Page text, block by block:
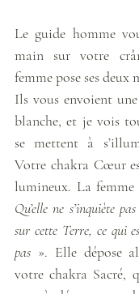
Le guide homme
main sur votre
femme pose ses deux
Ils vous envoient
blanche, et je vois
se mettent à
Votre chakra Cœur
Qu’elle ne s’inquiète
sur cette Terre, ce qui
pas ». Elle dépose
votre chakra Sacré,